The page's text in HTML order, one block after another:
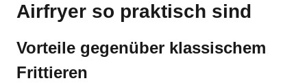
Airfryer so praktisch sind
Vorteile gegenüber klassischem
Frittieren